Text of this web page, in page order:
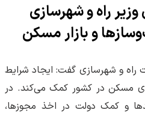
راه و شهرسازی
و بازار مسکن
و شهرسازی گفت: ایجاد شرایط
مسکن در کشور کمک می‌کند. در
و کمک دولت در اخذ مجوزها،